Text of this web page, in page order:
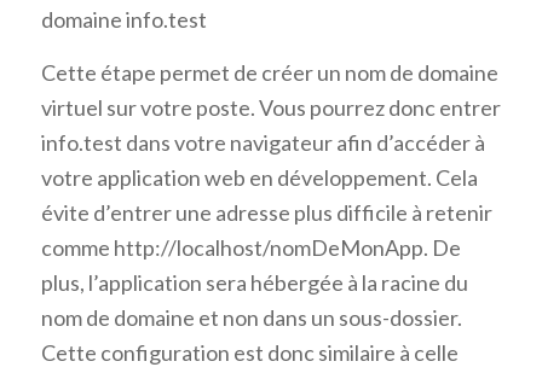
domaine info.test
Cette étape permet de créer un nom de domaine
virtuel sur votre poste. Vous pourrez donc entrer
info.test dans votre navigateur afin d’accéder à
votre application web en développement. Cela
évite d’entrer une adresse plus difficile à retenir
comme http://localhost/nomDeMonApp. De
plus, l’application sera hébergée à la racine du
nom de domaine et non dans un sous-dossier.
Cette configuration est donc similaire à celle